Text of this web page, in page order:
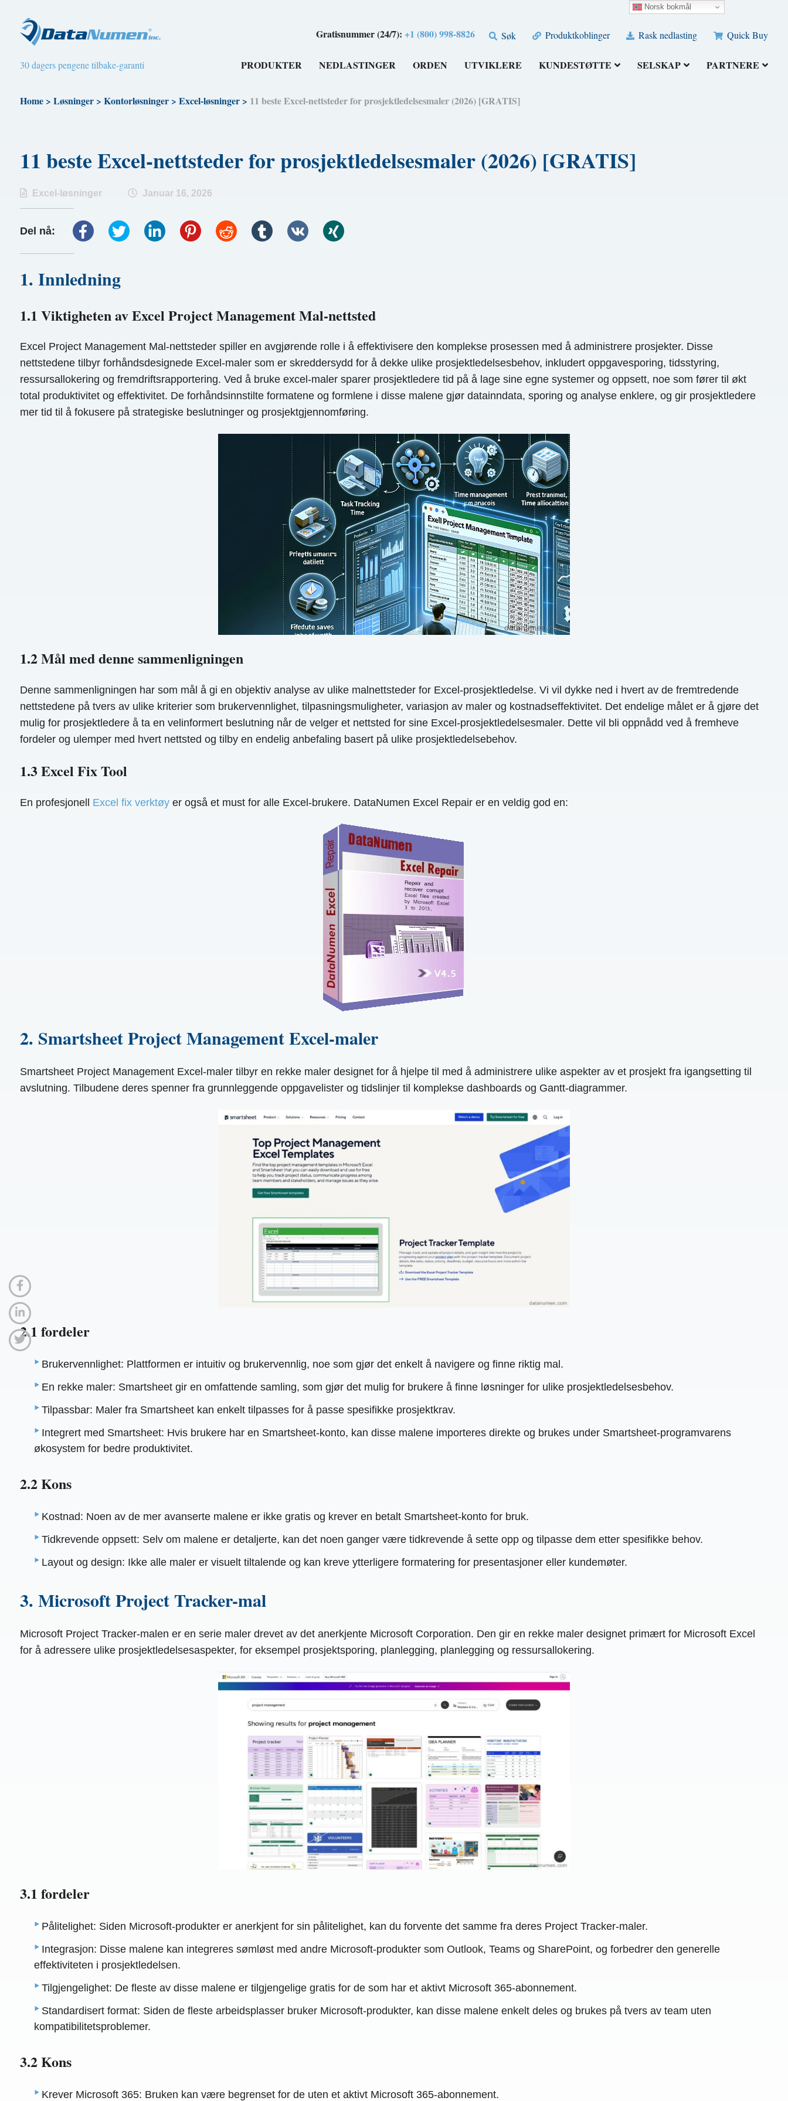
Gratisnummer (24/7):+1 (800) 998-8826 Søk Produktkoblinger Rask nedlasting Quick Buy
30 dagers pengene tilbake-garanti PRODUKTER NEDLASTINGER ORDEN UTVIKLERE KUNDESTØTTE SELSKAP PARTNERE
Home> Løsninger> Kontorløsninger> Excel-løsninger> 11 beste Excel-nettsteder for prosjektledelsesmaler (2026) [GRATIS]
11 beste Excel-nettsteder for prosjektledelsesmaler (2026) [GRATIS]
Excel-løsninger Januar 16, 2026
Del nå:
1. Innledning
1.1 Viktigheten av Excel Project Management Mal-nettsted
Excel Project Management Mal-nettsteder spiller en avgjørende rolle i å effektivisere den komplekse prosessen med å administrere prosjekter. Disse
nettstedene tilbyr forhåndsdesignede Excel-maler som er skreddersydd for å dekke ulike prosjektledelsesbehov, inkludert oppgavesporing, tidsstyring,
ressursallokering og fremdriftsrapportering. Ved å bruke excel-maler sparer prosjektledere tid på å lage sine egne systemer og oppsett, noe som fører til økt
total produktivitet og effektivitet. De forhåndsinnstilte formatene og formlene i disse malene gjør datainndata, sporing og analyse enklere, og gir prosjektledere
mer tid til å fokusere på strategiske beslutninger og prosjektgjennomføring.
1.2 Mål med denne sammenligningen
Denne sammenligningen har som mål å gi en objektiv analyse av ulike malnettsteder for Excel-prosjektledelse. Vi vil dykke ned i hvert av de fremtredende
nettstedene på tvers av ulike kriterier som brukervennlighet, tilpasningsmuligheter, variasjon av maler og kostnadseffektivitet. Det endelige målet er å gjøre det
mulig for prosjektledere å ta en velinformert beslutning når de velger et nettsted for sine Excel-prosjektledelsesmaler. Dette vil bli oppnådd ved å fremheve
fordeler og ulemper med hvert nettsted og tilby en endelig anbefaling basert på ulike prosjektledelsebehov.
1.3 Excel Fix Tool
En profesjonell Excel fix verktøyer også et must for alle Excel-brukere. DataNumen Excel Repair er en veldig god en:
2. Smartsheet Project Management Excel-maler
Smartsheet Project Management Excel-maler tilbyr en rekke maler designet for å hjelpe til med å administrere ulike aspekter av et prosjekt fra igangsetting til
avslutning. Tilbudene deres spenner fra grunnleggende oppgavelister og tidslinjer til komplekse dashboards og Gantt-diagrammer.
2.1 fordeler
Brukervennlighet: Plattformen er intuitiv og brukervennlig, noe som gjør det enkelt å navigere og finne riktig mal.
En rekke maler: Smartsheet gir en omfattende samling, som gjør det mulig for brukere å finne løsninger for ulike prosjektledelsesbehov.
Tilpassbar: Maler fra Smartsheet kan enkelt tilpasses for å passe spesifikke prosjektkrav.
Integrert med Smartsheet: Hvis brukere har en Smartsheet-konto, kan disse malene importeres direkte og brukes under Smartsheet-programvarens
økosystem for bedre produktivitet.
2.2 Kons
Kostnad: Noen av de mer avanserte malene er ikke gratis og krever en betalt Smartsheet-konto for bruk.
Tidkrevende oppsett: Selv om malene er detaljerte, kan det noen ganger være tidkrevende å sette opp og tilpasse dem etter spesifikke behov.
Layout og design: Ikke alle maler er visuelt tiltalende og kan kreve ytterligere formatering for presentasjoner eller kundemøter.
3. Microsoft Project Tracker-mal
Microsoft Project Tracker-malen er en serie maler drevet av det anerkjente Microsoft Corporation. Den gir en rekke maler designet primært for Microsoft Excel
for å adressere ulike prosjektledelsesaspekter, for eksempel prosjektsporing, planlegging, planlegging og ressursallokering.
3.1 fordeler
Pålitelighet: Siden Microsoft-produkter er anerkjent for sin pålitelighet, kan du forvente det samme fra deres Project Tracker-maler.
Integrasjon: Disse malene kan integreres sømløst med andre Microsoft-produkter som Outlook, Teams og SharePoint, og forbedrer den generelle
effektiviteten i prosjektledelsen.
Tilgjengelighet: De fleste av disse malene er tilgjengelige gratis for de som har et aktivt Microsoft 365-abonnement.
Standardisert format: Siden de fleste arbeidsplasser bruker Microsoft-produkter, kan disse malene enkelt deles og brukes på tvers av team uten
kompatibilitetsproblemer.
3.2 Kons
Krever Microsoft 365: Bruken kan være begrenset for de uten et aktivt Microsoft 365-abonnement.
Norsk bokmål